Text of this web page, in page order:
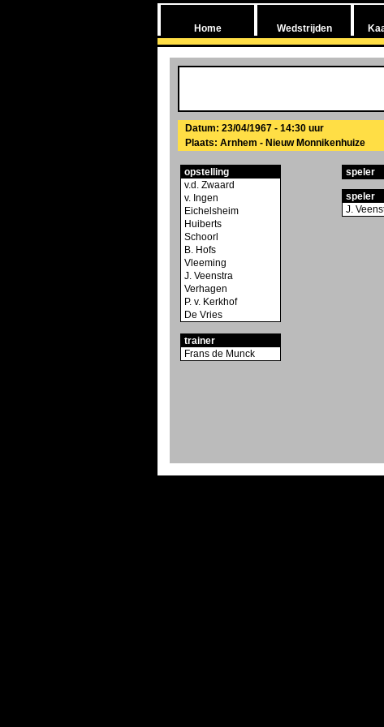
Home Wedstrijden
Datum: 23/04/1967 - 14:30 uur
Plaats: Arnhem - Nieuw Monnikenhuize
opstelling
v.d. Zwaard
v. Ingen
Eichelsheim
Huiberts
Schoorl
B. Hofs
Vleeming
J. Veenstra
Verhagen
P. v. Kerkhof
De Vries
trainer
Frans de Munck
speler
speler
J.